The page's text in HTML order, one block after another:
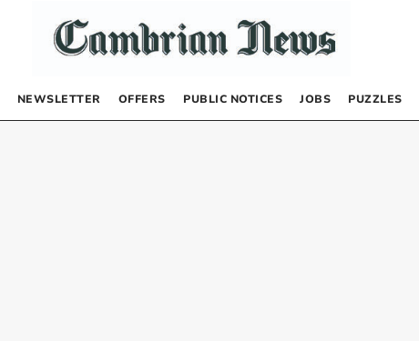
NEWSLETTER OFFERS PUBLIC NOTICES JOBS PUZZLES